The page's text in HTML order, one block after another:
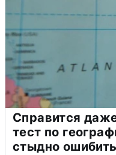
Справится
тест по
стыдно